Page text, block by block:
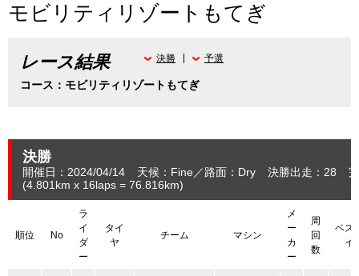
モビリティリゾートもてぎ
レース結果
コース：モビリティリゾートもてぎ
決勝 予選
決勝
開催日：2024/04/14 天候：Fine 路面：Dry 決勝出走：28
(4.801 km x 16laps = 76.816km)
順位 No
ラ
イ
ダ
ー
タイ
ヤ
チーム マシン
メ
ー
カ
ー
周
回
数
ベス
イ